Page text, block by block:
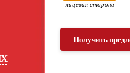
лицевая сторона
Получить